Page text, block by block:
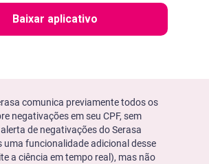
Baixar aplicativo
comunica previamente todos os
negativações em seu CPF, sem
de negativações do Serasa
uma funcionalidade adicional desse
a ciência em tempo real), mas não